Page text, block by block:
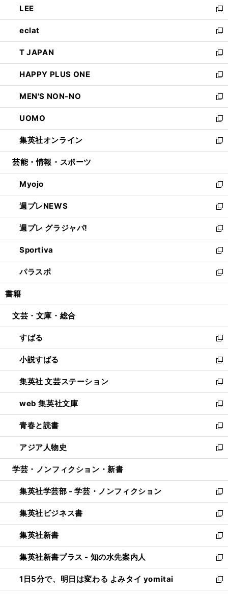
く
で
開
く
ド
ウ
で
開
く
ィ
ン
ド
ウ
で
開
く
い
ウ
ィ
ン
ド
ウ
で
開
く
LEE
新
し
い
ウ
ィ
ン
ド
ウ
で
開
く
eclat
新
し
い
ウ
ィ
ン
ド
ウ
で
開
く
T JAPAN
新
し
い
ウ
ィ
ン
ド
ウ
で
開
HAPPY PLUS ONE
新
し
い
ウ
ィ
ン
ド
ウ
開
く
MEN'S NON-NO
新
し
い
ウ
ィ
ン
ウ
で
開
く
UOMO
新
し
い
ウ
ン
ド
ウ
で
開
く
集英社オンライン
新
し
ウ
ィ
ン
ド
ウ
で
開
く
芸能・情報・スポーツ
Myojo
新
し
い
ウ
ィ
ン
ド
ウ
で
開
週プレNEWS
新
し
い
ウ
ィ
ン
ド
ウ
開
週プレ グラジャパ!
新
し
い
ウ
ィ
ン
ウ
開
く
Sportiva
新
し
い
ウ
ン
ウ
で
開
く
パラスポ
新
し
ウ
ン
ド
ウ
で
開
く
書籍
文芸・文庫・総合
すばる
新
し
い
ウ
ィ
ン
ド
ウ
で
開
く
小説すばる
新
し
い
ウ
ィ
ン
ド
ウ
で
開
集英社 文芸ステーション
新
し
い
ウ
ィ
ン
ド
ウ
開
く
web 集英社文庫
新
し
い
ウ
ィ
ン
ウ
で
開
く
青春と読書
新
し
い
ウ
ン
ド
ウ
で
開
く
アジア人物史
新
し
ウ
ィ
ン
ド
ウ
で
開
く
学芸・ノンフィクション・新書
集英社学芸部 - 学芸・ノンフィクション
新
し
い
ウ
ィ
ン
ド
ウ
で
開
集英社ビジネス書
新
し
い
ウ
ィ
ン
ド
ウ
集英社新書
新
し
い
ウ
ィ
ン
集英社新書プラス - 知の水先案内人
新
し
い
ウ
1日5分で、明日は変わる よみタイ yomitai
新
し